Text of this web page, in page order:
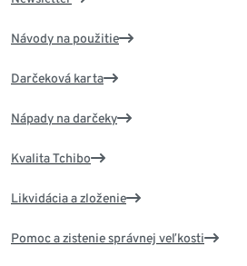
Návody na použitie
Darčeková karta
Nápady na darčeky
Kvalita Tchibo
Likvidácia a zloženie
Pomoc a zistenie správnej veľkosti